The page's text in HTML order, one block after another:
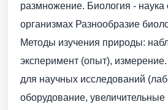
размножение. Биология -
организмах Разнооб­разие
Методы изучения природы:
эксперимент (опыт),
для научных исследований
оборудование,